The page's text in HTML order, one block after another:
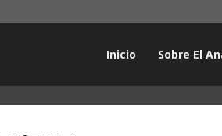
Inicio Sobre El